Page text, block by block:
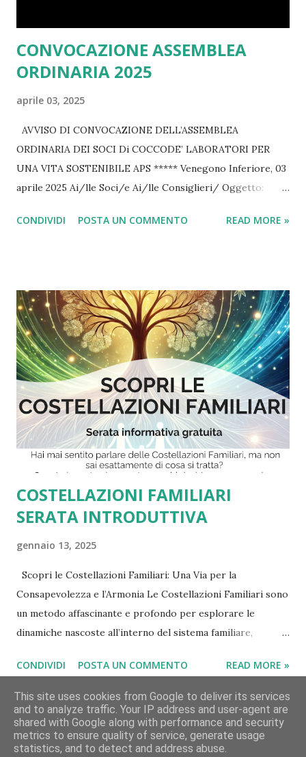
CONVOCAZIONE ASSEMBLEA
ORDINARIA 2025
aprile 03, 2025
AVVISO DI CONVOCAZIONE DELL’ASSEMBLEA
ORDINARIA DEI SOCI Di COCCODE’ LABORATORI PER
UNA VITA SOSTENIBILE APS ***** Venegono Inferiore, 03
aprile 2025 Ai/lle Soci/e Ai/lle Consiglieri/ Oggetto:
Laboratori per una vita sostenibile aps Il giorno 14 aprile
sul seguente ordine del giorno: 1. Presentazione ed
approvazione del bilancio / rendiconto economico-
finanziario consuntivo anno 2024 2. Presentazione ed
approvazione del programma e del bilancio preventivo
anno 2025 3. Presentazione programma attività 2025\2026
L’assemblea si svolgerà presso la sede associativa in via
Manzoni 84 b a Venegono Inferiore. E’ altresì possibile
partecipare in via telematica, così come previsto dallo
Statuto Associativo, attraverso la piattaforma Meet al link
https://meet.g...
CONDIVIDI POSTA UN COMMENTO READ MORE »
COSTELLAZIONI FAMILIARI
SERATA INTRODUTTIVA
gennaio 13, 2025
Scopri le Costellazioni Familiari: Una Via per la
Consapevolezza e l’Armonia Le Costellazioni Familiari sono
un metodo affascinante e profondo per esplorare le
dinamiche nascoste all’interno del sistema familiare,
spesso limitano il nostro benessere e la nostra crescita
personale. Ma cosa sono esattamente? E come possono
aiutare le persone? Una serata informativa gratuita per
scoprire di più Per tutti coloro che sono curiosi di
conoscere questo metodo ma non sanno bene di cosa si
CONDIVIDI POSTA UN COMMENTO READ MORE »
Powered by Blogger
This site uses cookies from Google to deliver its services
and to analyze traffic. Your IP address and user-agent are
shared with Google along with performance and security
metrics to ensure quality of service, generate usage
statistics, and to detect and address abuse.